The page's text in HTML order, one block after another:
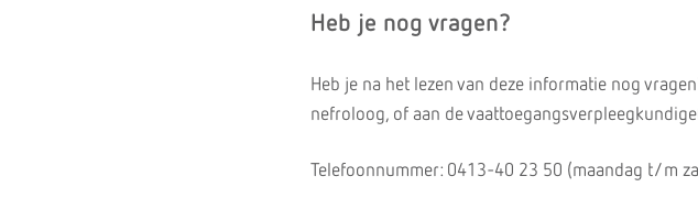
Heb je nog vragen?
Heb je na het lezen van deze informatie nog
nefroloog, of aan de
Telefoonnummer: 0413-40 23 50 (maandag t/m